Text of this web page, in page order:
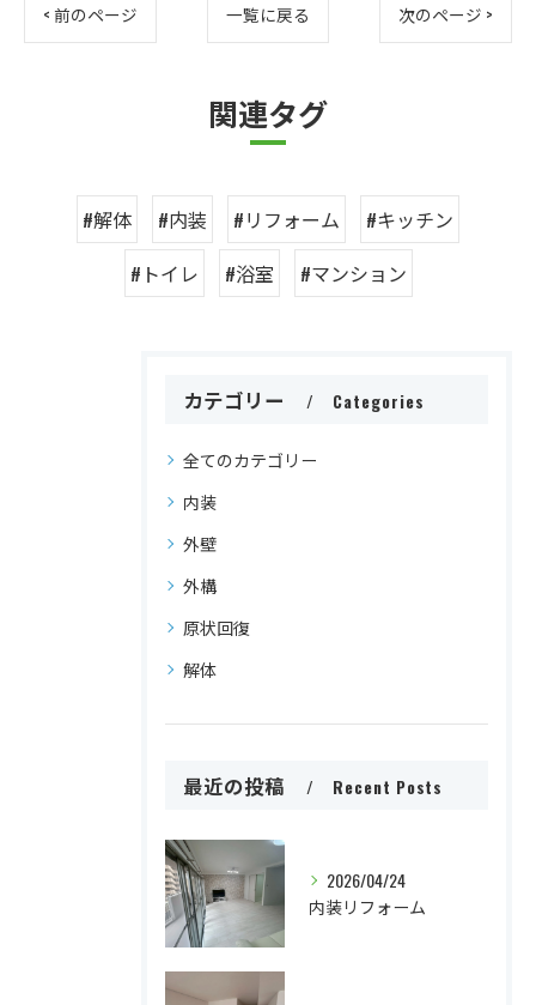
< 前のページ 一覧に戻る 次のページ >
関連タグ
#解体 #内装 #リフォーム
#キッチン
#トイレ
#浴室 #マンション
カテゴリー Categories
全てのカテゴリー
内装
外壁
外構
原状回復
解体
最近の投稿 Recent Posts
2026/04/24
内装リフォーム